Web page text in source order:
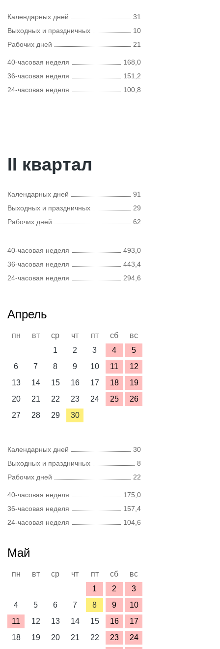
Календарных дней
31
Выходных и праздничных
10
Рабочих дней
21
40-часовая неделя
168,0
36-часовая неделя
151,2
24-часовая неделя
100,8
II квартал
Календарных дней
91
Выходных и праздничных
29
Рабочих дней
62
40-часовая неделя
493,0
36-часовая неделя
443,4
24-часовая неделя
294,6
Апрель
пн вт ср чт пт сб
вс
1
2 3 4
5
6
7 8 9 10 11
12
13
14 15 16 17 18
19
20
21 22 23 24 25
26
27
28 29 30
Календарных дней
30
Выходных и праздничных
8
Рабочих дней
22
40-часовая неделя
175,0
36-часовая неделя
157,4
24-часовая неделя
104,6
Май
пн вт ср чт пт сб
вс
1
2
3
4
5 6 7 8 9
10
11
12 13 14 15 16
17
18
19 20 21 22 23
24